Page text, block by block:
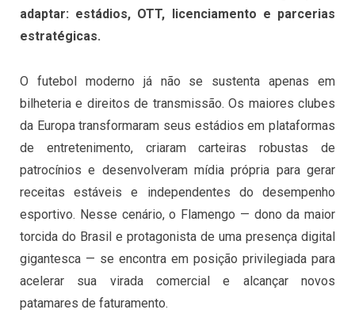
adaptar: estádios, OTT, licenciamento e parcerias
estratégicas.
O futebol moderno já não se sustenta apenas em
bilheteria e direitos de transmissão. Os maiores clubes
da Europa transformaram seus estádios em plataformas
de entretenimento, criaram carteiras robustas de
patrocínios e desenvolveram mídia própria para gerar
receitas estáveis e independentes do desempenho
esportivo. Nesse cenário, o Flamengo — dono da maior
torcida do Brasil e protagonista de uma presença digital
gigantesca — se encontra em posição privilegiada para
acelerar sua virada comercial e alcançar novos
patamares de faturamento.